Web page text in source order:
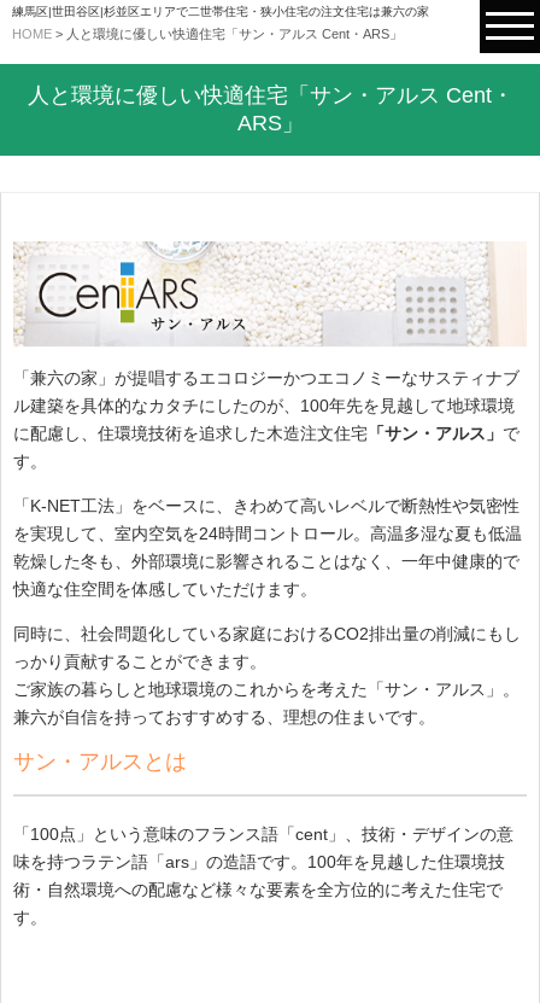
練馬区|世田谷区|杉並区エリアで二世帯住宅・狭小住宅の注文住宅は兼六の家
HOME > 人と環境に優しい快適住宅「サン・アルス Cent・ARS」
人と環境に優しい快適住宅「サン・アルス Cent・
ARS」
「兼六の家」が提唱するエコロジーかつエコノミーなサスティナブ
ル建築を具体的なカタチにしたのが、100年先を見越して地球環境
に配慮し、住環境技術を追求した木造注文住宅 「サン・アルス」 で
す。
「K-NET工法」をベースに、きわめて高いレベルで断熱性や気密性
を実現して、室内空気を24時間コントロール。高温多湿な夏も低温
乾燥した冬も、外部環境に影響されることはなく、一年中健康的で
快適な住空間を体感していただけます。
同時に、社会問題化している家庭におけるCO2排出量の削減にもし
っかり貢献することができます。
ご家族の暮らしと地球環境のこれからを考えた「サン・アルス」。
兼六が自信を持っておすすめする、理想の住まいです。
サン・アルスとは
「100点」という意味のフランス語「cent」、技術・デザインの意
味を持つラテン語「ars」の造語です。100年を見越した住環境技
術・自然環境への配慮など様々な要素を全方位的に考えた住宅で
す。